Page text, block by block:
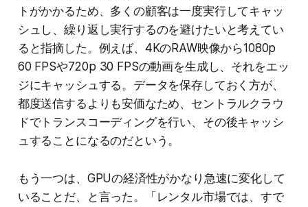
トがかかるため、多くの顧客は一度実行してキャッ
シュし、繰り返し実行するのを避けたいと考えてい
ると指摘した。例えば、4KのRAW映像から1080p
60 FPSや720p 30 FPSの動画を生成し、それをエッ
ジにキャッシュする。データを保存しておく方が、
都度送信するよりも安価なため、セントラルクラウ
ドでトランスコーディングを行い、その後キャッシ
ュすることになるのだという。
もう一つは、GPUの経済性がかなり急速に変化して
いることだ、と言った。「レンタル市場では、すで